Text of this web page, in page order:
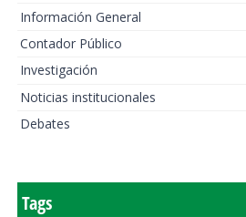
Información General
Contador Público
Investigación
Noticias institucionales
Debates
Tags